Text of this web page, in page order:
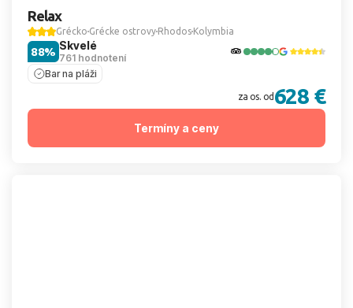
Relax
Grécko Grécke ostrovy Rhodos Kolymbia
Skvelé
761 hodnotení
88%
Bar na pláži
za os. od 628 €
Termíny a ceny